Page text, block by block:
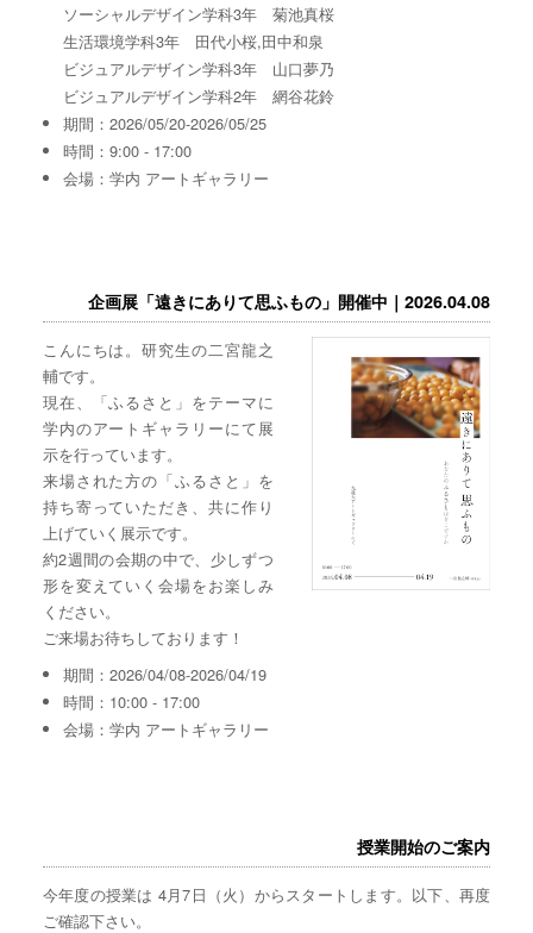
ソーシャルデザイン学科3年 菊池真桜
生活環境学科3年 田代小桜,田中和泉
ビジュアルデザイン学科3年 山口夢乃
ビジュアルデザイン学科2年 網谷花鈴
期間：2026/05/20-2026/05/25
時間：9:00 - 17:00
会場：学内 アートギャラリー
企画展「遠きにありて思ふもの」開催中｜2026.04.08
こんにちは。研究生の二宮龍之
輔です。
現在、「ふるさと」をテーマに
学内のアートギャラリーにて展
示を行っています。
来場された方の「ふるさと」を
持ち寄っていただき、共に作り
上げていく展示です。
約2週間の会期の中で、少しずつ
形を変えていく会場をお楽しみ
ください。
ご来場お待ちしております！
期間：2026/04/08-2026/04/19
時間：10:00 - 17:00
会場：学内 アートギャラリー
授業開始のご案内
今年度の授業は 4月7日（火）からスタートします。以下、再度
ご確認下さい。